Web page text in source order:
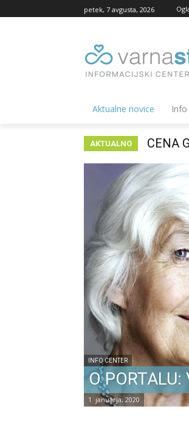
petek, 7 avgusta, 2026
Aktualne novice
AKTUALNO NIJZ:
INFO CENTER
O PORTALU:
1. januarja, 2020